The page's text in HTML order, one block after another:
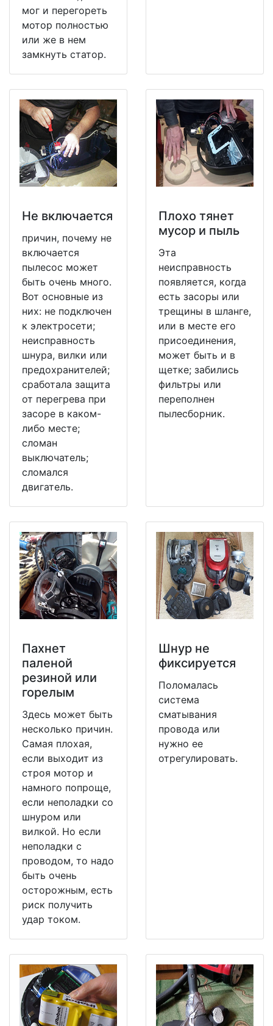
мог и перегореть
мотор полностью
или же в нем
замкнуть статор.
Не включается
причин, почему не
включается
пылесос может
быть очень много.
Вот основные из
них: не подключен
к электросети;
неисправность
шнура, вилки или
предохранителей;
сработала защита
от перегрева при
засоре в каком-
либо месте;
сломан
выключатель;
сломался
двигатель.
Плохо тянет
мусор и пыль
Эта
неисправность
появляется, когда
есть засоры или
трещины в шланге,
или в месте его
присоединения,
может быть и в
щетке; забились
фильтры или
переполнен
пылесборник.
Пахнет
паленой
резиной или
горелым
Здесь может быть
несколько причин.
Самая плохая,
если выходит из
строя мотор и
намного попроще,
если неполадки со
шнуром или
вилкой. Но если
неполадки с
проводом, то надо
быть очень
осторожным, есть
риск получить
удар током.
Шнур не
фиксируется
Поломалась
система
сматывания
провода или
нужно ее
отрегулировать.